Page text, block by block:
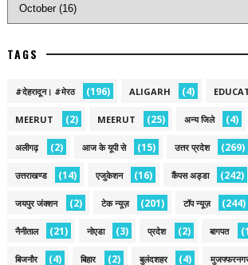
TAGS
#देहरादून। #मेरठ (196) ALIGARH (4)
MEERUT (2) MEERUT (25) अन्य जिले (4)
अलीगढ़ (2) आज के यूपी से (15) उत्तर प्रदेश (269)
उत्तराखण्ड (14) एजुकेशन (16) कैंपस अड्डा (242)
जयपुर जंक्शन (2) टेक न्यूज़ (201) टॉप न्यूज़ (244)
नैनीताल (21) नोएडा (3) प्रदेश (2) बागपत
बिजनौर (4) बिहार (2) बुलंदशहर (4)